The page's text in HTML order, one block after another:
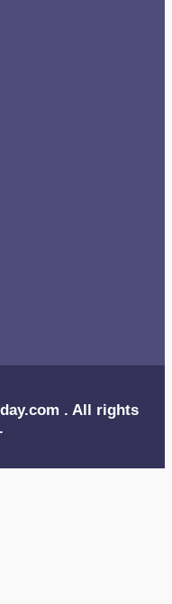
. All rights